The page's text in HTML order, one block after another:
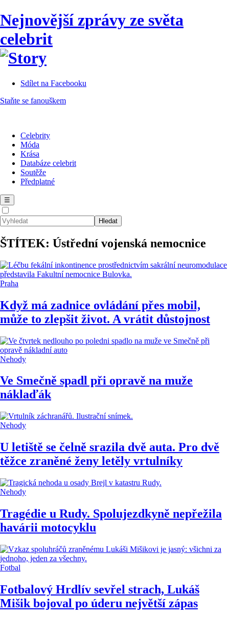
Nejnovější zprávy ze světa
celebrit
Sdílet na Facebooku
Staňte se fanouškem
Celebrity
Móda
Krása
Databáze celebrit
Soutěže
Předplatné
☰
ŠTÍTEK: Ústřední vojenská nemocnice
Praha
Když má zadnice ovládání přes mobil,
může to zlepšit život. A vrátit důstojnost
Nehody
Ve Smečně spadl při opravě na muže
náklaďák
Nehody
U letiště se čelně srazila dvě auta. Pro dvě
těžce zraněné ženy letěly vrtulníky
Nehody
Tragédie u Rudy. Spolujezdkyně nepřežila
havárii motocyklu
Fotbal
Fotbalový Hrdlív sevřel strach, Lukáš
Mišik bojoval po úderu největší zápas